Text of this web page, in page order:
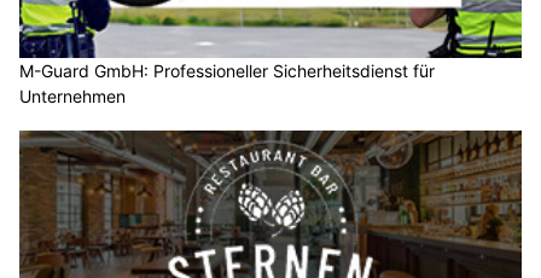
M-Guard GmbH: Professioneller Sicherheitsdienst für
Unternehmen